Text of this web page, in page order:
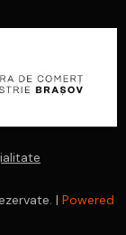
| Powered